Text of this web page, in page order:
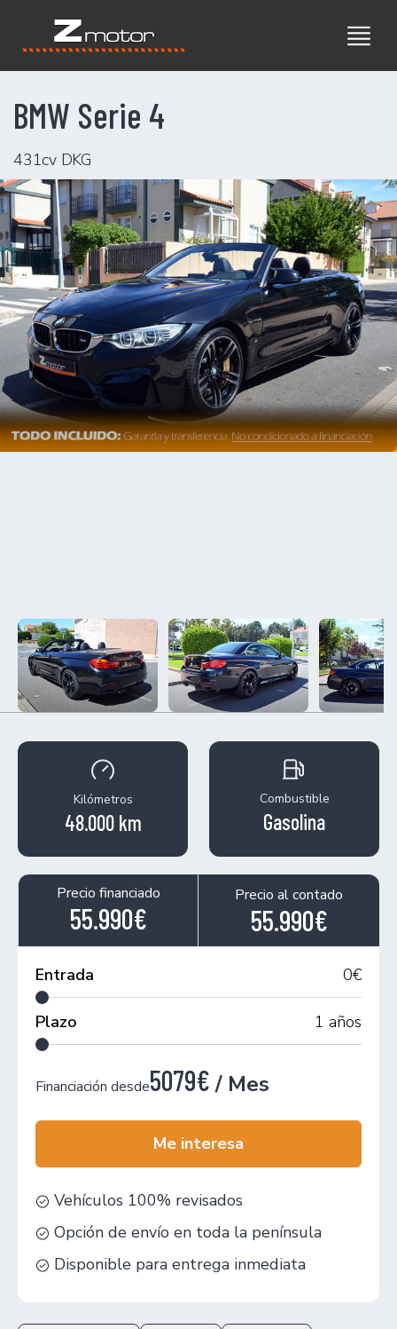
BMW Serie 4
431cv DKG
Kilómetros
48.000 km
Combustible
Gasolina
Precio financiado
55.990€
Precio al contado
55.990€
Entrada 0€
Plazo 1 años
Financiación desde5079€ / Mes
Me interesa
Vehículos 100% revisados
Opción de envío en toda la península
Disponible para entrega inmediata